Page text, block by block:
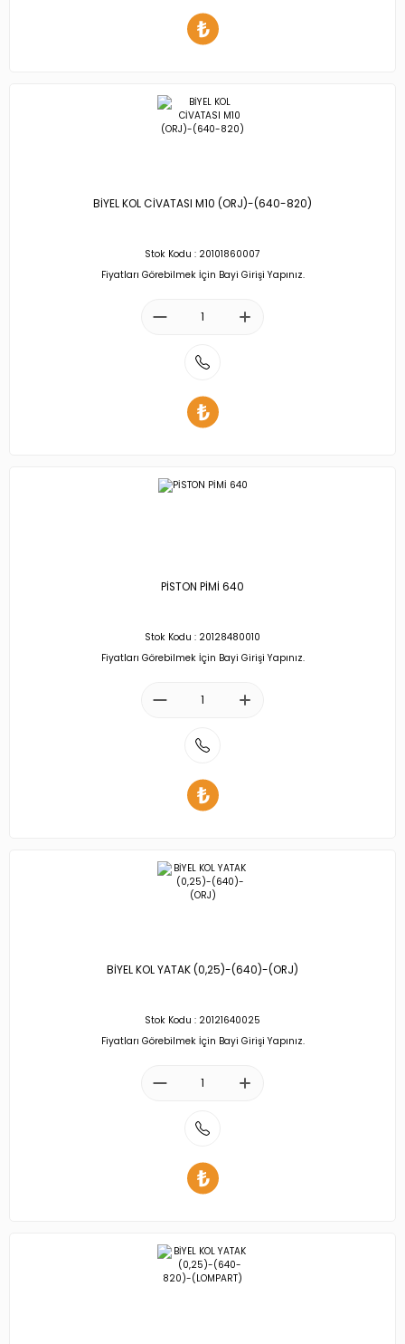
BİYEL KOL CİVATASI M10 (ORJ)-(640-820)
Stok Kodu : 20101860007
Fiyatları Görebilmek İçin Bayi Girişi Yapınız.
PİSTON PİMİ 640
Stok Kodu : 20128480010
Fiyatları Görebilmek İçin Bayi Girişi Yapınız.
BİYEL KOL YATAK (0,25)-(640)-(ORJ)
Stok Kodu : 20121640025
Fiyatları Görebilmek İçin Bayi Girişi Yapınız.